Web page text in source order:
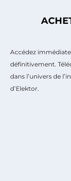
Accédez
définitivement.
dans l’univers de
d’Elektor.